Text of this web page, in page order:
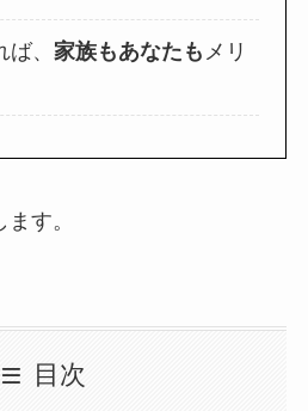
、 家族もあなたも メリ
す。
目次